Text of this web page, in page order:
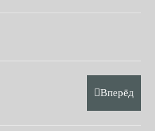
Вперёд